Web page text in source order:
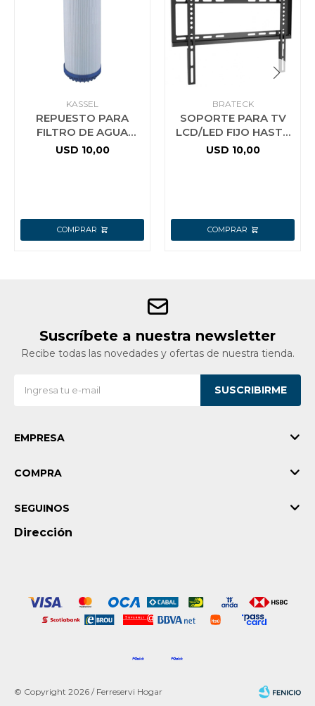
KASSEL
REPUESTO PARA
FILTRO DE AGUA
DOBLE FA2: GAC
USD 10,00
BRATECK
SOPORTE PARA TV
LCD/LED FIJO HASTA
32´´ - 55´´ KL22-44F
USD 10,00
Suscríbete a nuestra newsletter
Recibe todas las novedades y ofertas de nuestra tienda.
SUSCRIBIRME
EMPRESA
COMPRA
Dirección
SEGUINOS
© Copyright 2026 / Ferreservi Hogar